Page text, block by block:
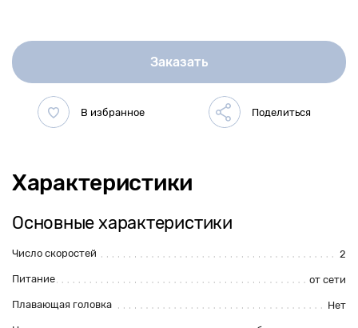
Заказать
Характеристики
Основные характеристики
Число скоростей 2
Питание от сети
Плавающая головка Нет